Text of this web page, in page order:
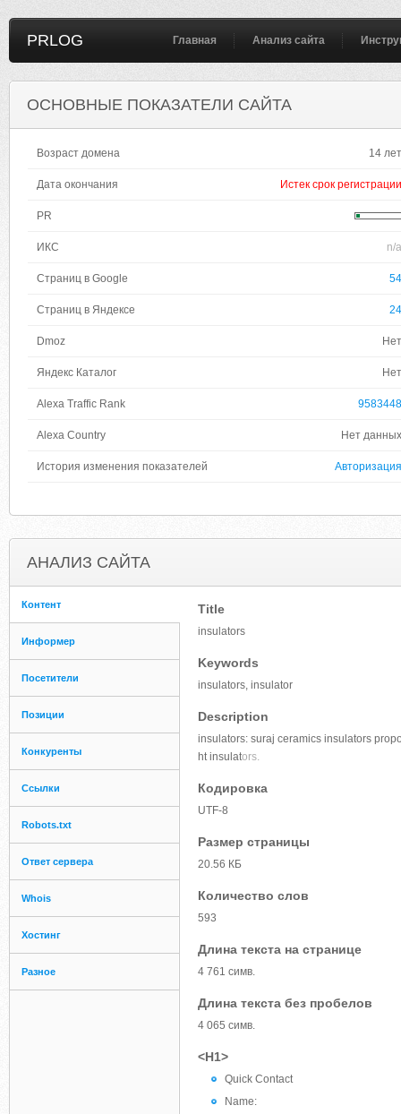
PRLOG Главная Анализ сайта
ОСНОВНЫЕ ПОКАЗАТЕЛИ САЙТА
Возраст домена 14 лет
Дата окончания Истек срок регистрации
PR
ИКС n/a
Страниц в Google 54
Страниц в Яндексе 24
Dmoz Нет
Яндекс Каталог Нет
Alexa Traffic Rank 9583448
Alexa Country Нет данных
История изменения показателей Авторизация
АНАЛИЗ САЙТА
Контент
Информер
Посетители
Позиции
Конкуренты
Ссылки
Robots.txt
Ответ сервера
Whois
Хостинг
Разное
Title
insulators
Keywords
insulators, insulator
Description
insulators: suraj ceramics insulators
ht insulators.
Кодировка
UTF-8
Размер страницы
20.56 КБ
Количество слов
593
Длина текста на странице
4 761 симв.
Длина текста без пробелов
4 065 симв.
<H1>
Quick Contact
Name: